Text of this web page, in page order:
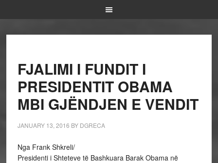
FJALIMI I FUNDIT I
PRESIDENTIT OBAMA
MBI GJËNDJEN E VENDIT
JANUARY 13, 2016 BY DGRECA
Nga Frank Shkreli/
Presidenti i Shteteve të Bashkuara Barak Obama në